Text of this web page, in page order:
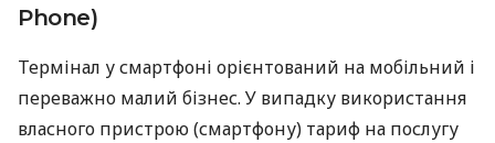
Phone)
Термінал у смартфоні орієнтований на мобільний і
переважно малий бізнес. У випадку використання
власного пристрою (смартфону) тариф на послугу